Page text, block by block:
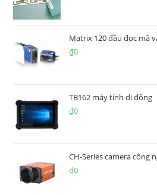
Matrix 120 đầu đọc mã
₫0
TB162 máy tính di động
₫0
CH-Series camera công
₫0